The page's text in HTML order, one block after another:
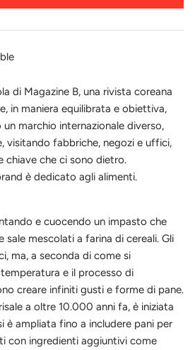
di Magazine B, una rivista coreana
in maniera equilibrata e obiettiva,
marchio internazionale diverso,
visitando fabbriche, negozi e uffici,
chiave che ci sono dietro.
è dedicato agli alimenti.
e cuocendo un impasto che
sale mescolati a farina di cereali. Gli
ma, a seconda di come si
e il processo di
creare infiniti gusti e forme di pane.
a oltre 10.000 anni fa, è iniziata
è ampliata fino a includere pani per
con ingredienti aggiuntivi come